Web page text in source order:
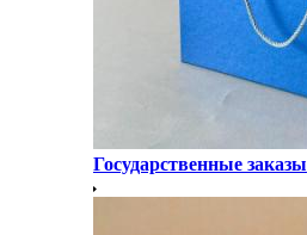
Государственные заказы